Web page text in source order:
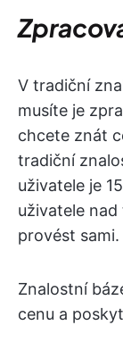
V tradiční
musíte je
chcete znát
tradiční
uživatele je
uživatele
provést sami.
Znalostní
cenu a